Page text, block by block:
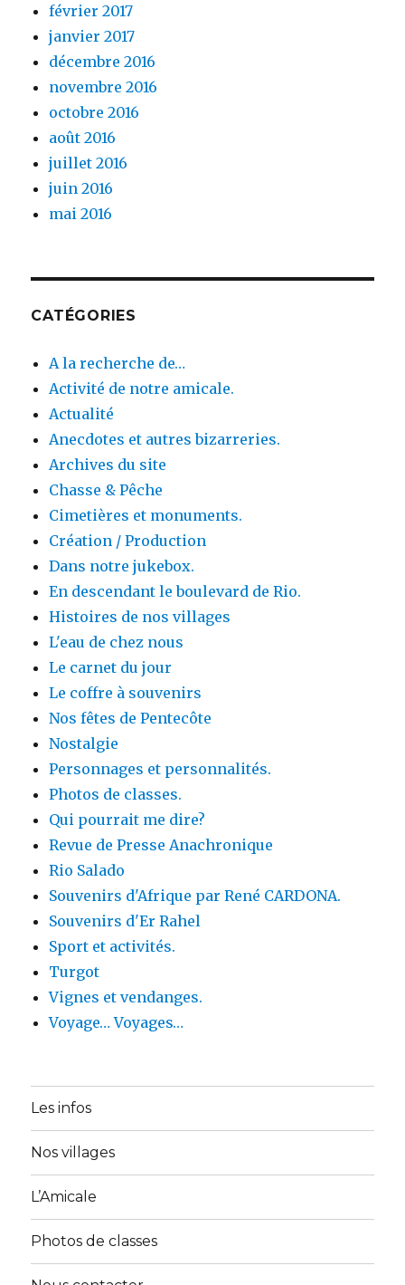
février 2017
janvier 2017
décembre 2016
novembre 2016
octobre 2016
août 2016
juillet 2016
juin 2016
mai 2016
CATÉGORIES
A la recherche de…
Activité de notre amicale.
Actualité
Anecdotes et autres bizarreries.
Archives du site
Chasse & Pêche
Cimetières et monuments.
Création / Production
Dans notre jukebox.
En descendant le boulevard de Rio.
Histoires de nos villages
L'eau de chez nous
Le carnet du jour
Le coffre à souvenirs
Nos fêtes de Pentecôte
Nostalgie
Personnages et personnalités.
Photos de classes.
Qui pourrait me dire?
Revue de Presse Anachronique
Rio Salado
Souvenirs d'Afrique par René CARDONA.
Souvenirs d'Er Rahel
Sport et activités.
Turgot
Vignes et vendanges.
Voyage… Voyages…
Les infos
Nos villages
L’Amicale
Photos de classes